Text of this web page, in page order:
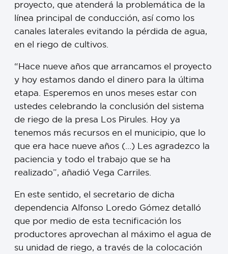
proyecto, que atenderá la problemática de la
línea principal de conducción, así como los
canales laterales evitando la pérdida de agua,
en el riego de cultivos.
“Hace nueve años que arrancamos el proyecto
y hoy estamos dando el dinero para la última
etapa. Esperemos en unos meses estar con
ustedes celebrando la conclusión del sistema
de riego de la presa Los Pirules. Hoy ya
tenemos más recursos en el municipio, que lo
que era hace nueve años (…) Les agradezco la
paciencia y todo el trabajo que se ha
realizado”, añadió Vega Carriles.
En este sentido, el secretario de dicha
dependencia Alfonso Loredo Gómez detalló
que por medio de esta tecnificación los
productores aprovechan al máximo el agua de
su unidad de riego, a través de la colocación